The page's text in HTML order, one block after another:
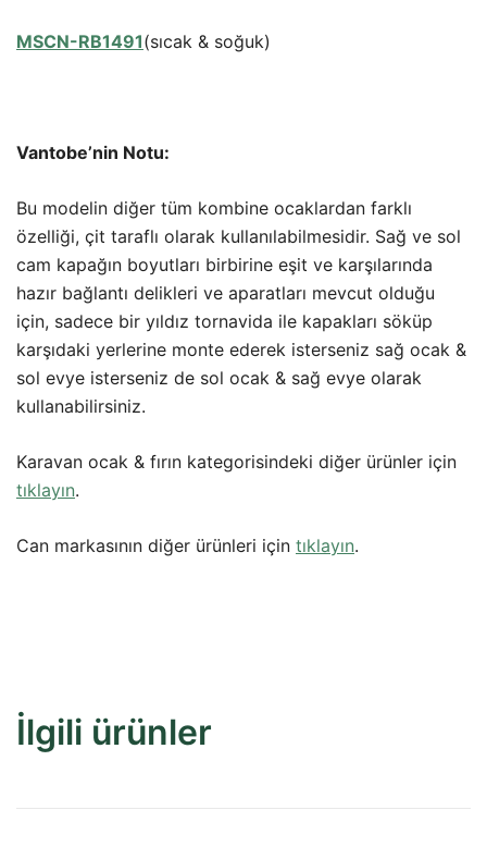
MSCN-RB1491(sıcak & soğuk)
Vantobe’nin Notu:
Bu modelin diğer tüm kombine ocaklardan farklı
özelliği, çit taraflı olarak kullanılabilmesidir. Sağ ve sol
cam kapağın boyutları birbirine eşit ve karşılarında
hazır bağlantı delikleri ve aparatları mevcut olduğu
için, sadece bir yıldız tornavida ile kapakları söküp
karşıdaki yerlerine monte ederek isterseniz sağ ocak &
sol evye isterseniz de sol ocak & sağ evye olarak
kullanabilirsiniz.
Karavan ocak & fırın kategorisindeki diğer ürünler için
tıklayın.
Can markasının diğer ürünleri için tıklayın.
İlgili ürünler